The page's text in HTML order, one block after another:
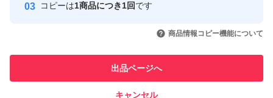
引を完了させた実績があります
での取引実績があります
コピーは1商品につき1回です
商品情報コピー機能について
出品ページへ
キャンセル